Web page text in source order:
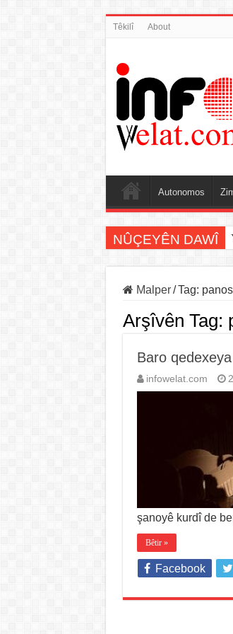
Têkilî About
Autonomos
NÛÇEYÊN DAWÎ
Malper / Tag: panos
Arşîvên Tag:
Baro
infowelat.com
şanoyê kurdî de
Bêtir »
Facebook